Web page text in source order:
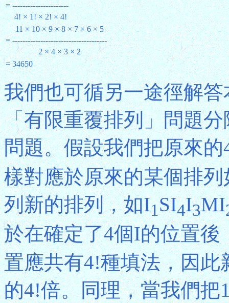
= ----------------------
4! × 1! × 2! × 4!
11 × 10 × 9 × 8 × 7 × 6 × 5
= -------------------------------------
2 × 4 × 3 × 2
= 34650
我們也可循另一途徑解
「有限重覆排列」問題
問題。假設我們把原來
樣對應於原來的某個排
列新的排列，如I1SI4I3MI
於在確定了4個I的位置後
置應共有4!種填法，因
的4!倍。同理，當我們把